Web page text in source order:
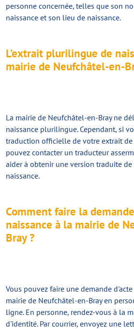
personne concernée, telles que son
naissance et son lieu de naissance.
L’extrait plurilingue de
mairie de Neufchâtel-en-
La mairie de Neufchâtel-en-Bray ne
naissance plurilingue. Cependant, si
traduction officielle de votre extrait de
pouvez contacter un traducteur
aider à obtenir une version traduite de
naissance.
Comment faire la demande
naissance à la mairie de
Bray ?
Vous pouvez faire une demande
mairie de Neufchâtel-en-Bray en
ligne. En personne, rendez-vous à la
d'identité. Par courrier, envoyez une